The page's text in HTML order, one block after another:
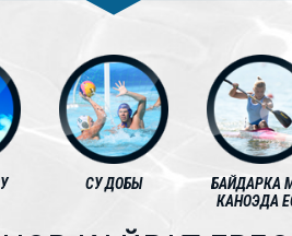
СУ ДОБЫ
БАЙДАРКА
КАНОЭДА